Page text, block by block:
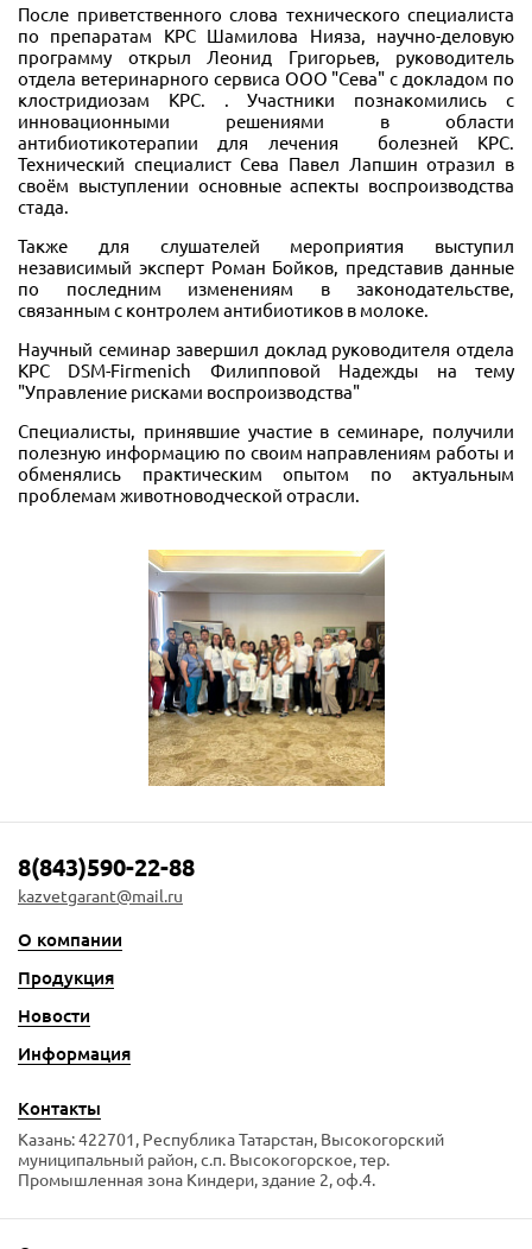
После приветственного слова технического специалиста
по препаратам КРС Шамилова Нияза, научно-деловую
программу открыл Леонид Григорьев, руководитель
отдела ветеринарного сервиса ООО "Сева" с докладом по
клостридиозам КРС. . Участники познакомились с
инновационными решениями в области
антибиотикотерапии для лечения болезней КРС.
Технический специалист Сева Павел Лапшин отразил в
своём выступлении основные аспекты воспроизводства
стада.
Также для слушателей мероприятия выступил
независимый эксперт Роман Бойков, представив данные
по последним изменениям в законодательстве,
связанным с контролем антибиотиков в молоке.
Научный семинар завершил доклад руководителя отдела
КРС DSM-Firmenich Филипповой Надежды на тему
"Управление рисками воспроизводства"
Специалисты, принявшие участие в семинаре, получили
полезную информацию по своим направлениям работы и
обменялись практическим опытом по актуальным
проблемам животноводческой отрасли.
8(843)590-22-88
kazvetgarant@mail.ru
О компании
Продукция
Новости
Информация
Контакты
Казань: 422701, Республика Татарстан, Высокогорский
муниципальный район, с.п. Высокогорское, тер.
Промышленная зона Киндери, здание 2, оф.4.